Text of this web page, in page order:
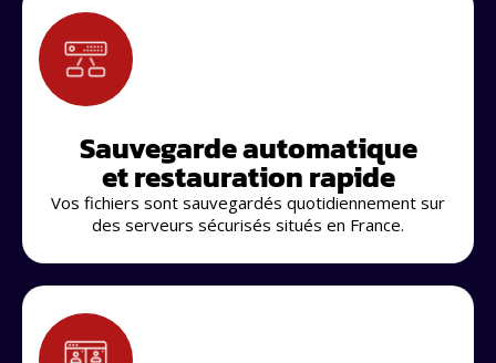
Sauvegarde automatique
et restauration rapide
Vos fichiers sont sauvegardés quotidiennement sur
des serveurs sécurisés situés en France.